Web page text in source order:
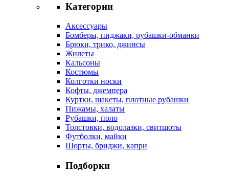
Категории
Аксессуары
Бомберы, пиджаки, рубашки-обманки
Брюки, трико, джинсы
Жилеты
Кальсоны
Костюмы
Колготки носки
Кофты, джемпера
Куртки, шакеты, плотные рубашки
Пижамы, халаты
Рубашки, поло
Толстовки, водолазки, свитшоты
Футболки, майки
Шорты, бриджи, капри
Подборки